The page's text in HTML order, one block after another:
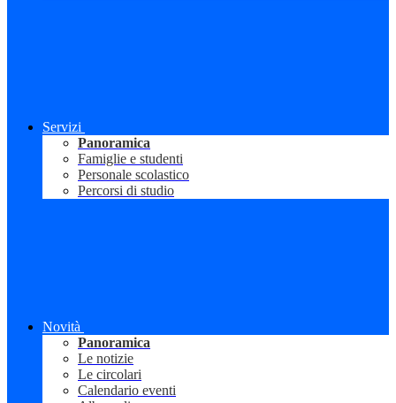
Servizi
Panoramica
Famiglie e studenti
Personale scolastico
Percorsi di studio
Novità
Panoramica
Le notizie
Le circolari
Calendario eventi